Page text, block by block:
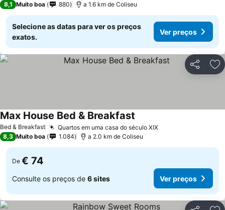
8,1 Muito boa 880 a 1.6 km de Coliseu
Selecione as datas para ver os preços
exatos.
Ver preços
Partilhar
Bed & Breakfast Quartos em uma casa do século XIXVer preços
Max House Bed & Breakfast
8,3 Muito boa 1.084 a 2.0 km de Coliseu
De € 74
Consulte os preços de 6 sites Ver preços